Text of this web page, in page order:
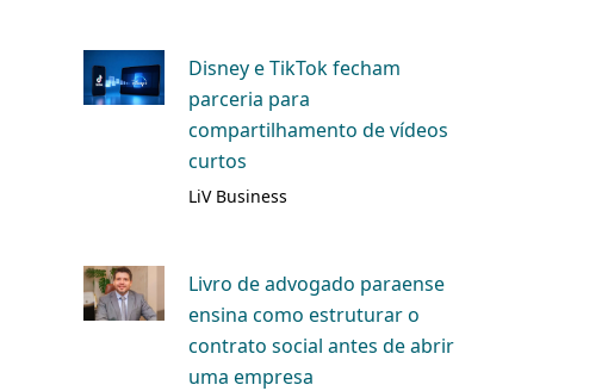
Disney e TikTok fecham
parceria para
compartilhamento de vídeos
curtos
LiV Business
Livro de advogado paraense
ensina como estruturar o
contrato social antes de abrir
uma empresa